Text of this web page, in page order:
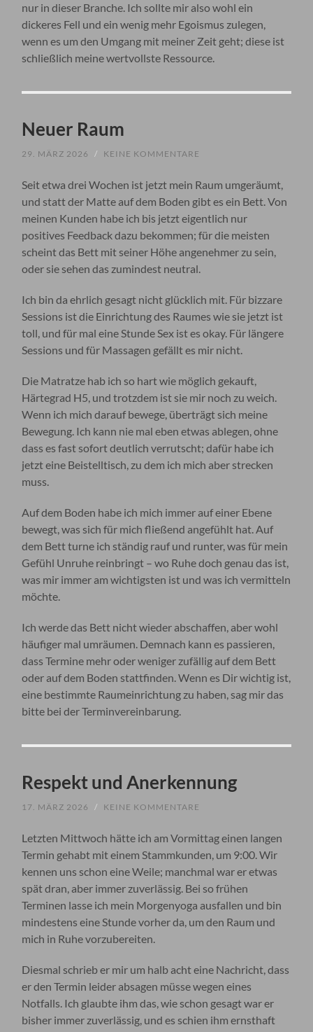
nur in dieser Branche. Ich sollte mir also wohl ein
dickeres Fell und ein wenig mehr Egoismus zulegen,
wenn es um den Umgang mit meiner Zeit geht; diese ist
schließlich meine wertvollste Ressource.
Neuer Raum
29. MÄRZ 2026 / KEINE KOMMENTARE
Seit etwa drei Wochen ist jetzt mein Raum umgeräumt,
und statt der Matte auf dem Boden gibt es ein Bett. Von
meinen Kunden habe ich bis jetzt eigentlich nur
positives Feedback dazu bekommen; für die meisten
scheint das Bett mit seiner Höhe angenehmer zu sein,
oder sie sehen das zumindest neutral.
Ich bin da ehrlich gesagt nicht glücklich mit. Für bizzare
Sessions ist die Einrichtung des Raumes wie sie jetzt ist
toll, und für mal eine Stunde Sex ist es okay. Für längere
Sessions und für Massagen gefällt es mir nicht.
Die Matratze hab ich so hart wie möglich gekauft,
Härtegrad H5, und trotzdem ist sie mir noch zu weich.
Wenn ich mich darauf bewege, überträgt sich meine
Bewegung. Ich kann nie mal eben etwas ablegen, ohne
dass es fast sofort deutlich verrutscht; dafür habe ich
jetzt eine Beistelltisch, zu dem ich mich aber strecken
muss.
Auf dem Boden habe ich mich immer auf einer Ebene
bewegt, was sich für mich fließend angefühlt hat. Auf
dem Bett turne ich ständig rauf und runter, was für mein
Gefühl Unruhe reinbringt – wo Ruhe doch genau das ist,
was mir immer am wichtigsten ist und was ich vermitteln
möchte.
Ich werde das Bett nicht wieder abschaffen, aber wohl
häufiger mal umräumen. Demnach kann es passieren,
dass Termine mehr oder weniger zufällig auf dem Bett
oder auf dem Boden stattfinden. Wenn es Dir wichtig ist,
eine bestimmte Raumeinrichtung zu haben, sag mir das
bitte bei der Terminvereinbarung.
Respekt und Anerkennung
17. MÄRZ 2026 / KEINE KOMMENTARE
Letzten Mittwoch hätte ich am Vormittag einen langen
Termin gehabt mit einem Stammkunden, um 9:00. Wir
kennen uns schon eine Weile; manchmal war er etwas
spät dran, aber immer zuverlässig. Bei so frühen
Terminen lasse ich mein Morgenyoga ausfallen und bin
mindestens eine Stunde vorher da, um den Raum und
mich in Ruhe vorzubereiten.
Diesmal schrieb er mir um halb acht eine Nachricht, dass
er den Termin leider absagen müsse wegen eines
Notfalls. Ich glaubte ihm das, wie schon gesagt war er
bisher immer zuverlässig, und es schien ihm ernsthaft